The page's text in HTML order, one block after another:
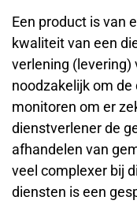
Een product is van
kwaliteit van een
verlening (levering)
noodzakelijk om
monitoren om er
dienstverlener de
afhandelen van
veel complexer bij
diensten is een